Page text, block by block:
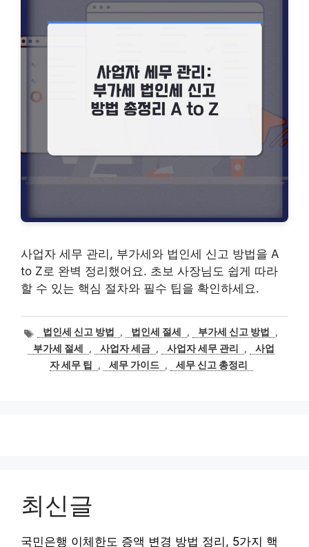
사업자 세무 관리, 부가세와 법인세 신고 방법을 A
to Z로 완벽 정리했어요. 초보 사장님도 쉽게 따라
할 수 있는 핵심 절차와 필수 팁을 확인하세요.
태
그
법인세 신고 방법 , 법인세 절세 , 부가세 신고 방법
,
부가세 절세
, 사업자 세금 , 사업자 세무 관리 ,
사업
자 세무 팁
, 세무 가이드 , 세무 신고 총정리
최신글
국민은행 이체한도 증액 변경 방법 정리, 5가지 핵